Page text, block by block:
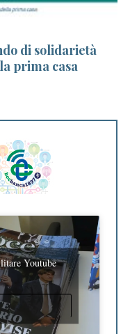
di solidarietà
prima casa
Youtube